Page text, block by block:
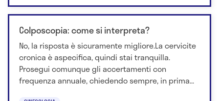
Colposcopia: come si interpreta?
No, la risposta è sicuramente migliore.La cervicite
cronica è aspecifica, quindi stai tranquilla.
Prosegui comunque gli accertamenti con
frequenza annuale, chiedendo sempre, in prima...